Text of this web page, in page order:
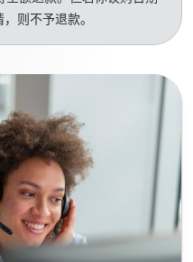
则不予退款。